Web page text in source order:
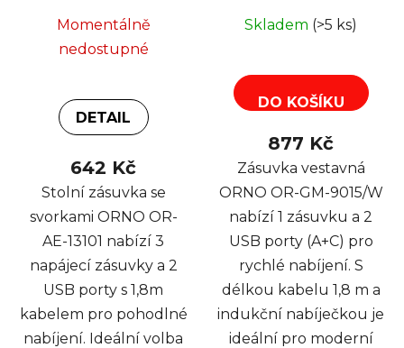
kabelem, 3x2P + Z,
2xUSB
Momentálně
nedostupné
DETAIL
642 Kč
Stolní zásuvka se
svorkami ORNO OR-
AE-13101 nabízí 3
napájecí zásuvky a 2
USB porty s 1,8m
kabelem pro pohodlné
nabíjení. Ideální volba
Skladem (>5 ks)
DO KOŠÍKU
877 Kč
Zásuvka vestavná
ORNO OR-GM-9015/W
nabízí 1 zásuvku a 2
USB porty (A+C) pro
rychlé nabíjení. S
délkou kabelu 1,8 m a
indukční nabíječkou je
ideální pro moderní